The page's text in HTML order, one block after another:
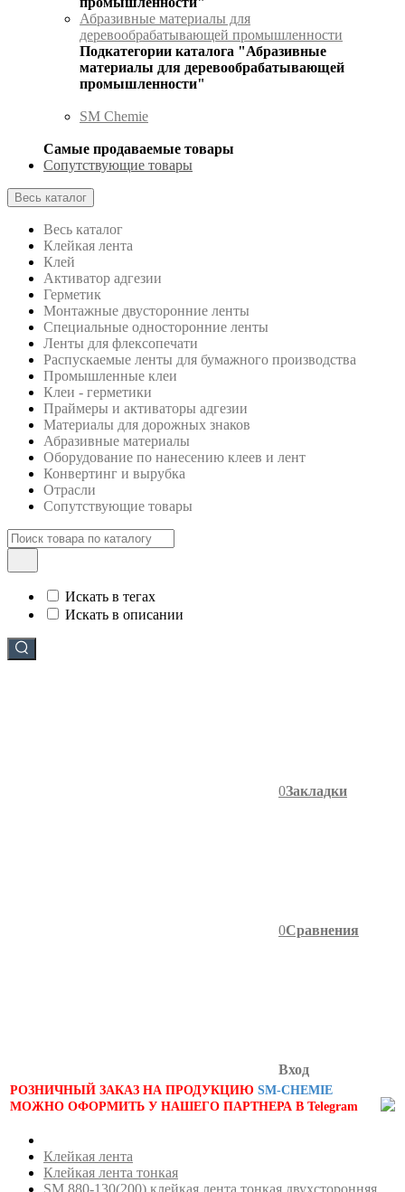
Абразивные материалы для
деревообрабатывающей промышленности
Подкатегории каталога "Абразивные
материалы для деревообрабатывающей
промышленности"
SM Chemie
Самые продаваемые товары
Сопутствующие товары
Весь каталог
Весь каталог
Клейкая лента
Клей
Активатор адгезии
Герметик
Монтажные двусторонние ленты
Специальные односторонние ленты
Ленты для флексопечати
Распускаемые ленты для бумажного производства
Промышленные клеи
Клеи - герметики
Праймеры и активаторы адгезии
Материалы для дорожных знаков
Абразивные материалы
Оборудование по нанесению клеев и лент
Конвертинг и вырубка
Отрасли
Сопутствующие товары
Искать в тегах
Искать в описании
0Закладки
0Сравнения
Вход
РОЗНИЧНЫЙ ЗАКАЗ НА ПРОДУКЦИЮ SM-CHEMIE
МОЖНО ОФОРМИТЬ У НАШЕГО ПАРТНЕРА В Telegram
Клейкая лента
Клейкая лента тонкая
SM 880-130(200) клейкая лента тонкая двухсторонняя